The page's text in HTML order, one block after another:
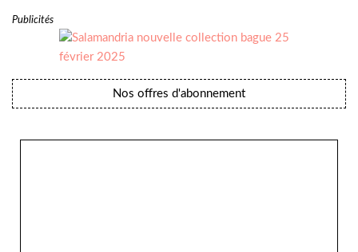
Publicités
Nos offres d'abonnement